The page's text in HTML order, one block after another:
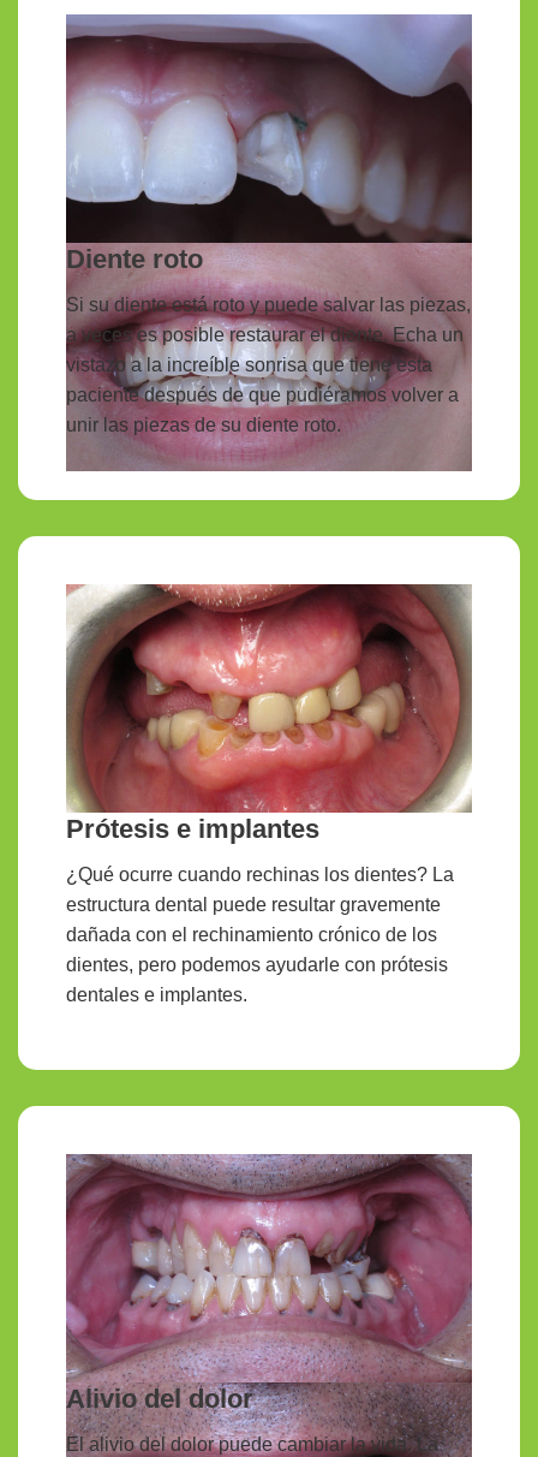
Diente roto
Si su diente está roto y puede salvar las piezas,
a veces es posible restaurar el diente. Echa un
vistazo a la increíble sonrisa que tiene esta
paciente después de que pudiéramos volver a
unir las piezas de su diente roto.
Prótesis e implantes
¿Qué ocurre cuando rechinas los dientes? La
estructura dental puede resultar gravemente
dañada con el rechinamiento crónico de los
dientes, pero podemos ayudarle con prótesis
dentales e implantes.
Alivio del dolor
El alivio del dolor puede cambiar la vida. La